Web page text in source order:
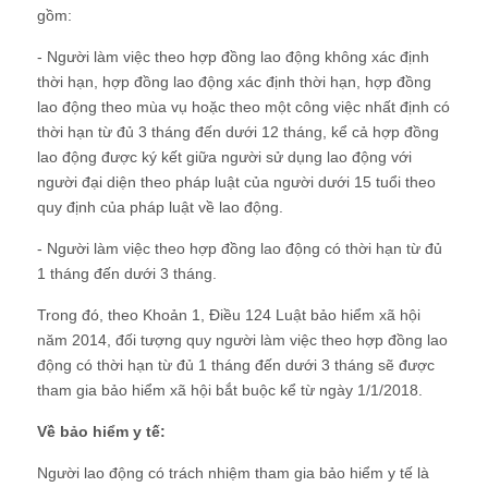
gồm:
- Người làm việc theo hợp đồng lao động không xác định
thời hạn, hợp đồng lao động xác định thời hạn, hợp đồng
lao động theo mùa vụ hoặc theo một công việc nhất định có
thời hạn từ đủ 3 tháng đến dưới 12 tháng, kể cả hợp đồng
lao động được ký kết giữa người sử dụng lao động với
người đại diện theo pháp luật của người dưới 15 tuổi theo
quy định của pháp luật về lao động.
- Người làm việc theo hợp đồng lao động có thời hạn từ đủ
1 tháng đến dưới 3 tháng.
Trong đó, theo Khoản 1, Điều 124 Luật bảo hiểm xã hội
năm 2014, đối tượng quy người làm việc theo hợp đồng lao
động có thời hạn từ đủ 1 tháng đến dưới 3 tháng sẽ được
tham gia bảo hiểm xã hội bắt buộc kể từ ngày 1/1/2018.
Về bảo hiểm y tế:
Người lao động có trách nhiệm tham gia bảo hiểm y tế là